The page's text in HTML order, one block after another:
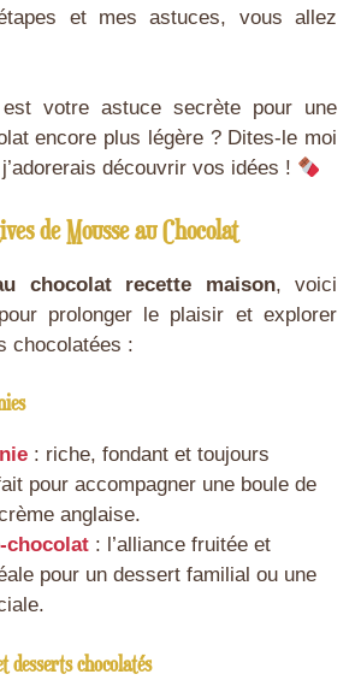
et mes astuces, vous allez
votre astuce secrète pour une
encore plus légère ? Dites-le moi
découvrir vos idées !
de Mousse au Chocolat
chocolat recette maison, voici
prolonger le plaisir et explorer
chocolatées :
: riche, fondant et toujours
pour accompagner une boule de
anglaise.
chocolat: l’alliance fruitée et
pour un dessert familial ou une
desserts chocolatés